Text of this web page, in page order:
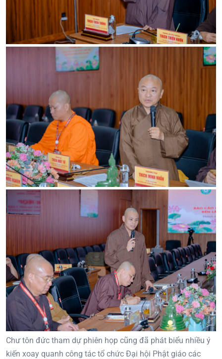
Chư tôn đức tham dự phiên họp cũng đã phát biểu nhiều ý
kiến xoay quanh công tác tổ chức Đại hội Phật giáo các